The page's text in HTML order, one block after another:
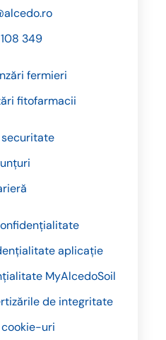
securitate
aplicație
MyAlcedoSoil
de integritate
uri
349
fermieri
fitofarmacii